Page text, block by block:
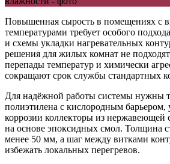
Повышенная сырость в помещениях с
температурами требует особого
и схемы укладки нагревательных
решения для жилых комнат не подходят
перепады температур и химически
сокращают срок службы стандартных
Для надёжной работы системы нужны
полиэтилена с кислородным барьером,
коррозии коллекторы из нержавеющей
на основе эпоксидных смол. Толщина
менее 50 мм, а шаг между витками
избежать локальных перегревов.